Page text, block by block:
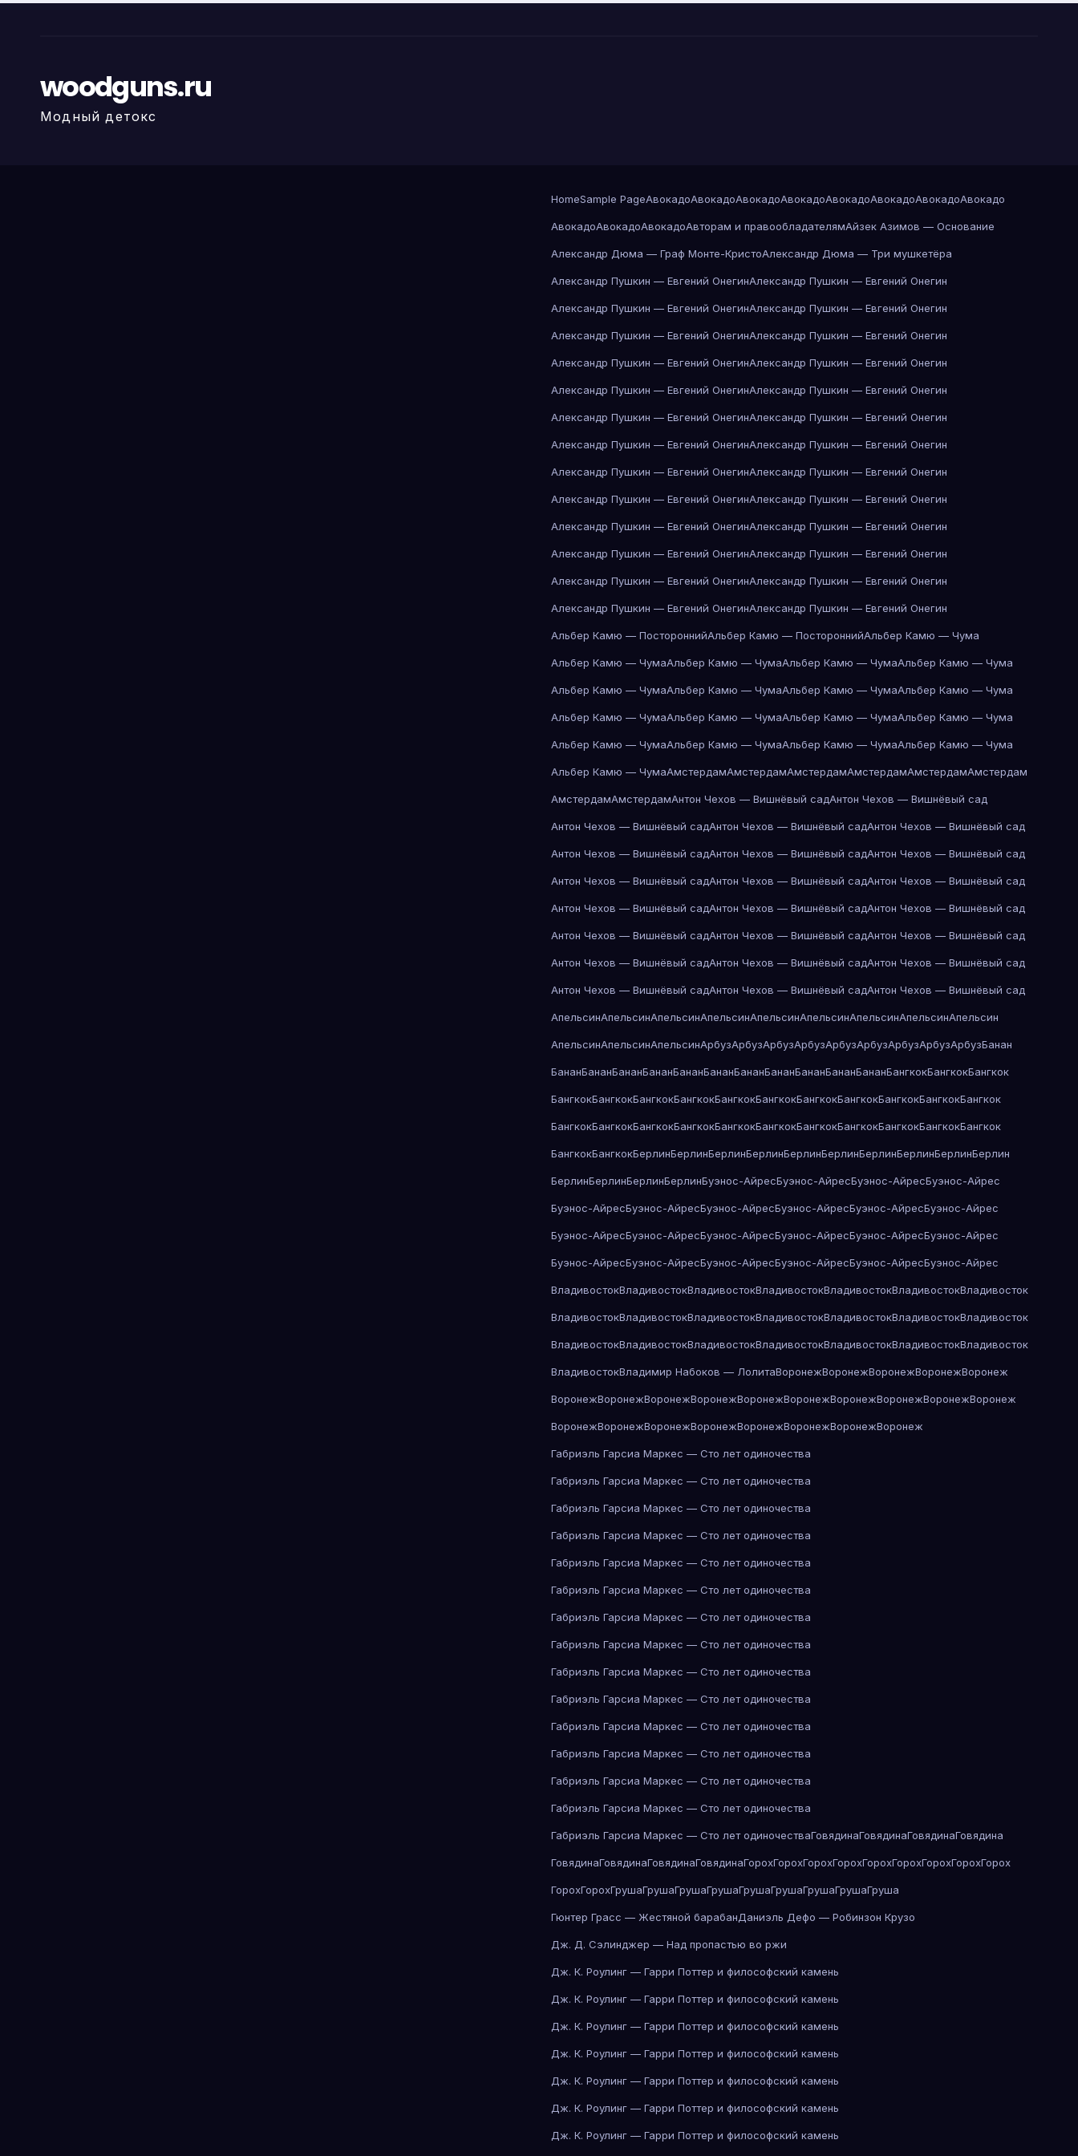
woodguns.ru
Модный детокс
HomeSample PageАвокадоАвокадоАвокадоАвокадоАвокадоАвокадоАвокадоАвокадо
АвокадоАвокадоАвокадоАвторам и правообладателямАйзек Азимов — Основание
Александр Дюма — Граф Монте-КристоАлександр Дюма — Три мушкетёра
Александр Пушкин — Евгений ОнегинАлександр Пушкин — Евгений Онегин
Александр Пушкин — Евгений ОнегинАлександр Пушкин — Евгений Онегин
Александр Пушкин — Евгений ОнегинАлександр Пушкин — Евгений Онегин
Александр Пушкин — Евгений ОнегинАлександр Пушкин — Евгений Онегин
Александр Пушкин — Евгений ОнегинАлександр Пушкин — Евгений Онегин
Александр Пушкин — Евгений ОнегинАлександр Пушкин — Евгений Онегин
Александр Пушкин — Евгений ОнегинАлександр Пушкин — Евгений Онегин
Александр Пушкин — Евгений ОнегинАлександр Пушкин — Евгений Онегин
Александр Пушкин — Евгений ОнегинАлександр Пушкин — Евгений Онегин
Александр Пушкин — Евгений ОнегинАлександр Пушкин — Евгений Онегин
Александр Пушкин — Евгений ОнегинАлександр Пушкин — Евгений Онегин
Александр Пушкин — Евгений ОнегинАлександр Пушкин — Евгений Онегин
Александр Пушкин — Евгений ОнегинАлександр Пушкин — Евгений Онегин
Альбер Камю — ПостороннийАльбер Камю — ПостороннийАльбер Камю — Чума
Альбер Камю — ЧумаАльбер Камю — ЧумаАльбер Камю — ЧумаАльбер Камю — Чума
Альбер Камю — ЧумаАльбер Камю — ЧумаАльбер Камю — ЧумаАльбер Камю — Чума
Альбер Камю — ЧумаАльбер Камю — ЧумаАльбер Камю — ЧумаАльбер Камю — Чума
Альбер Камю — ЧумаАльбер Камю — ЧумаАльбер Камю — ЧумаАльбер Камю — Чума
Альбер Камю — ЧумаАмстердамАмстердамАмстердамАмстердамАмстердамАмстердам
АмстердамАмстердамАнтон Чехов — Вишнёвый садАнтон Чехов — Вишнёвый сад
Антон Чехов — Вишнёвый садАнтон Чехов — Вишнёвый садАнтон Чехов — Вишнёвый сад
Антон Чехов — Вишнёвый садАнтон Чехов — Вишнёвый садАнтон Чехов — Вишнёвый сад
Антон Чехов — Вишнёвый садАнтон Чехов — Вишнёвый садАнтон Чехов — Вишнёвый сад
Антон Чехов — Вишнёвый садАнтон Чехов — Вишнёвый садАнтон Чехов — Вишнёвый сад
Антон Чехов — Вишнёвый садАнтон Чехов — Вишнёвый садАнтон Чехов — Вишнёвый сад
Антон Чехов — Вишнёвый садАнтон Чехов — Вишнёвый садАнтон Чехов — Вишнёвый сад
Антон Чехов — Вишнёвый садАнтон Чехов — Вишнёвый садАнтон Чехов — Вишнёвый сад
АпельсинАпельсинАпельсинАпельсинАпельсинАпельсинАпельсинАпельсинАпельсин
АпельсинАпельсинАпельсинАрбузАрбузАрбузАрбузАрбузАрбузАрбузАрбузАрбузБанан
БананБананБананБананБананБананБананБананБананБананБананБангкокБангкокБангкок
БангкокБангкокБангкокБангкокБангкокБангкокБангкокБангкокБангкокБангкокБангкок
БангкокБангкокБангкокБангкокБангкокБангкокБангкокБангкокБангкокБангкокБангкок
БангкокБангкокБерлинБерлинБерлинБерлинБерлинБерлинБерлинБерлинБерлинБерлин
БерлинБерлинБерлинБерлинБуэнос-АйресБуэнос-АйресБуэнос-АйресБуэнос-Айрес
Буэнос-АйресБуэнос-АйресБуэнос-АйресБуэнос-АйресБуэнос-АйресБуэнос-Айрес
Буэнос-АйресБуэнос-АйресБуэнос-АйресБуэнос-АйресБуэнос-АйресБуэнос-Айрес
Буэнос-АйресБуэнос-АйресБуэнос-АйресБуэнос-АйресБуэнос-АйресБуэнос-Айрес
ВладивостокВладивостокВладивостокВладивостокВладивостокВладивостокВладивосток
ВладивостокВладивостокВладивостокВладивостокВладивостокВладивостокВладивосток
ВладивостокВладивостокВладивостокВладивостокВладивостокВладивостокВладивосток
ВладивостокВладимир Набоков — ЛолитаВоронежВоронежВоронежВоронежВоронеж
ВоронежВоронежВоронежВоронежВоронежВоронежВоронежВоронежВоронежВоронеж
ВоронежВоронежВоронежВоронежВоронежВоронежВоронежВоронеж
Габриэль Гарсиа Маркес — Сто лет одиночества
Габриэль Гарсиа Маркес — Сто лет одиночества
Габриэль Гарсиа Маркес — Сто лет одиночества
Габриэль Гарсиа Маркес — Сто лет одиночества
Габриэль Гарсиа Маркес — Сто лет одиночества
Габриэль Гарсиа Маркес — Сто лет одиночества
Габриэль Гарсиа Маркес — Сто лет одиночества
Габриэль Гарсиа Маркес — Сто лет одиночества
Габриэль Гарсиа Маркес — Сто лет одиночества
Габриэль Гарсиа Маркес — Сто лет одиночества
Габриэль Гарсиа Маркес — Сто лет одиночества
Габриэль Гарсиа Маркес — Сто лет одиночества
Габриэль Гарсиа Маркес — Сто лет одиночества
Габриэль Гарсиа Маркес — Сто лет одиночества
Габриэль Гарсиа Маркес — Сто лет одиночестваГовядинаГовядинаГовядинаГовядина
ГовядинаГовядинаГовядинаГовядинаГорохГорохГорохГорохГорохГорохГорохГорохГорох
ГорохГорохГрушаГрушаГрушаГрушаГрушаГрушаГрушаГрушаГруша
Гюнтер Грасс — Жестяной барабанДаниэль Дефо — Робинзон Крузо
Дж. Д. Сэлинджер — Над пропастью во ржи
Дж. К. Роулинг — Гарри Поттер и философский камень
Дж. К. Роулинг — Гарри Поттер и философский камень
Дж. К. Роулинг — Гарри Поттер и философский камень
Дж. К. Роулинг — Гарри Поттер и философский камень
Дж. К. Роулинг — Гарри Поттер и философский камень
Дж. К. Роулинг — Гарри Поттер и философский камень
Дж. К. Роулинг — Гарри Поттер и философский камень